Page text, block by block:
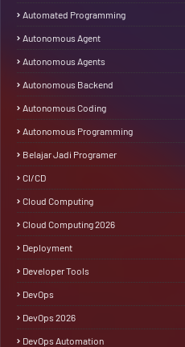
Automated Programming
Autonomous Agent
Autonomous Agents
Autonomous Backend
Autonomous Coding
Autonomous Programming
Belajar Jadi Programer
CI/CD
Cloud Computing
Cloud Computing 2026
Deployment
Developer Tools
DevOps
DevOps 2026
DevOps Automation